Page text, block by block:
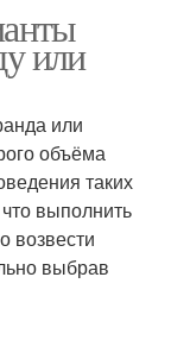
или
или
объёма
таких
выполнить
возвести
выбрав